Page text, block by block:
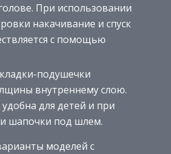
При использовании
накачивание и спуск
с помощью
подушечки
внутреннему слою.
удобна для детей и при
шапочки под шлем.
моделей с